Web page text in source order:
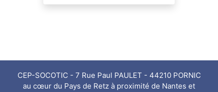
CEP-SOCOTIC - 7 Rue Paul PAULET - 44210 PORNIC
au cœur du Pays de Retz à proximité de Nantes et